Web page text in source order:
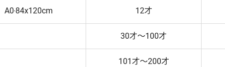
A0‧84x120cm 12才
30才～100才
101才～200才